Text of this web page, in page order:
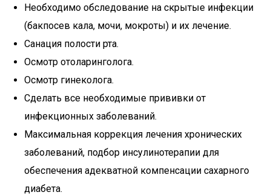
Необходимо обследование на скрытые инфекции
(бакпосев кала, мочи, мокроты) и их лечение.
Санация полости рта.
Осмотр отоларинголога.
Осмотр гинеколога.
Сделать все необходимые прививки от
инфекционных заболеваний.
Максимальная коррекция лечения хронических
заболеваний, подбор инсулинотерапии для
обеспечения адекватной компенсации сахарного
диабета.